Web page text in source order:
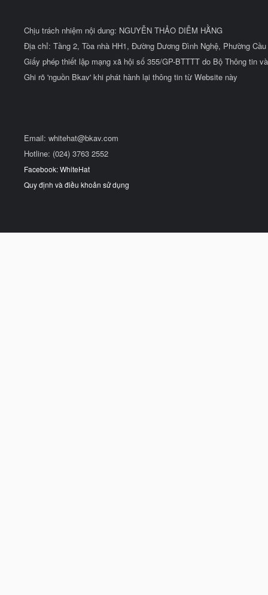
Chịu trách nhiệm nội dung: NGUYỄN THẢO DIỄM HẰNG
Địa chỉ: Tầng 2, Tòa nhà HH1, Đường Dương Đình Nghệ, Phường
Giấy phép thiết lập mạng xã hội số 355/GP-BTTTT do Bộ Thông tin
Ghi rõ 'nguồn Bkav' khi phát hành lại thông tin từ Website này
Email: whitehat@bkav.com
Hotline: (024) 3763 2552
Facebook: WhiteHat
Quy định và điều khoản sử dụng